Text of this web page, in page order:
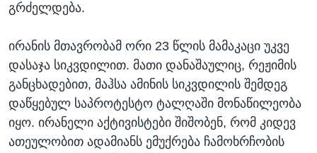
გრძელდება.
ირანის მთავრობამ ორი 23 წლის მამაკაცი უკვე
დასაჯა სიკვდილით. მათი დანაშაულიც, რეჟიმის
განცხადებით, მაჰსა ამინის სიკვდილის შემდეგ
დაწყებულ საპროტესტო ტალღაში მონაწილეობა
იყო. ირანელი აქტივისტები შიშობენ, რომ კიდევ
ათეულობით ადამიანს ემუქრება ჩამოხრჩობის